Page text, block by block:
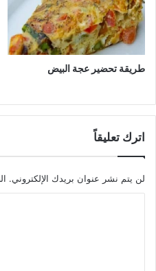
طريقة تحضير عجة البيض
اترك تعليقاً
لن يتم نشر عنوان بريدك الإلكتروني.